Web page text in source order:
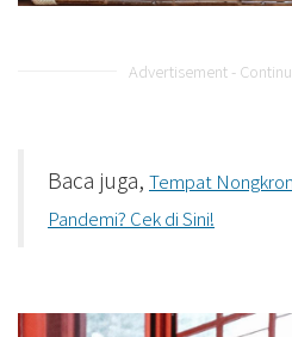
Advertisement -
Baca juga, Tempat
Pandemi? Cek di Sini!